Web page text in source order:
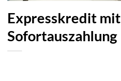
Expresskredit mit
Sofortauszahlung